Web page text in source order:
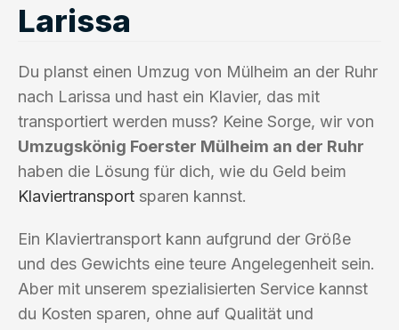
Larissa
Du planst einen Umzug von Mülheim an der Ruhr
nach Larissa und hast ein Klavier, das mit
transportiert werden muss? Keine Sorge, wir von
Umzugskönig Foerster Mülheim an der Ruhr
haben die Lösung für dich, wie du Geld beim
Klaviertransport sparen kannst.
Ein Klaviertransport kann aufgrund der Größe
und des Gewichts eine teure Angelegenheit sein.
Aber mit unserem spezialisierten Service kannst
du Kosten sparen, ohne auf Qualität und